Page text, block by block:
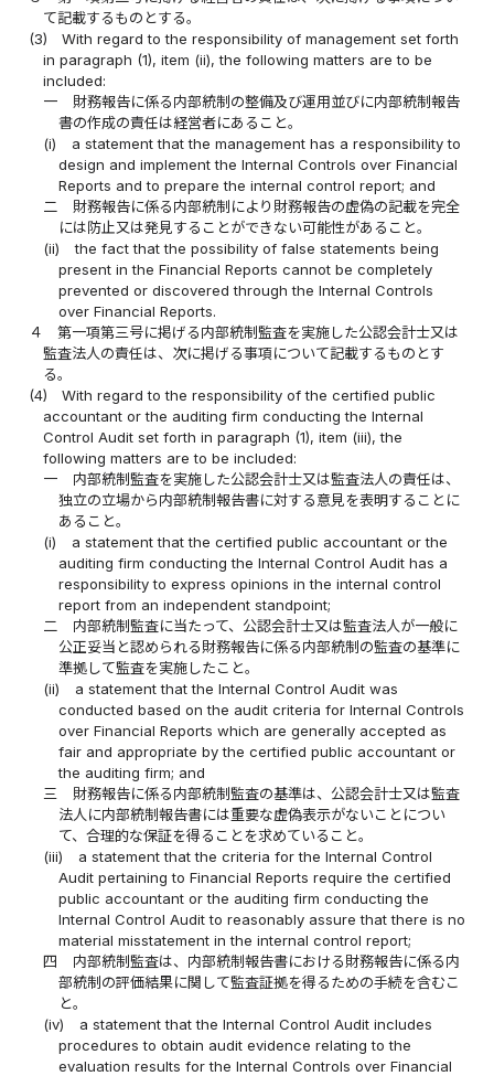
て記載するものとする。
(3)
With regard to the responsibility of management set forth
in paragraph (1), item (ii), the following matters are to be
included:
一
財務報告に係る内部統制の整備及び運用並びに内部統制報告
書の作成の責任は経営者にあること。
(i)
a statement that the management has a responsibility to
design and implement the Internal Controls over Financial
Reports and to prepare the internal control report; and
二
財務報告に係る内部統制により財務報告の虚偽の記載を完全
には防止又は発見することができない可能性があること。
(ii)
the fact that the possibility of false statements being
present in the Financial Reports cannot be completely
prevented or discovered through the Internal Controls
over Financial Reports.
４
第一項第三号に掲げる内部統制監査を実施した公認会計士又は
監査法人の責任は、次に掲げる事項について記載するものとす
る。
(4)
With regard to the responsibility of the certified public
accountant or the auditing firm conducting the Internal
Control Audit set forth in paragraph (1), item (iii), the
following matters are to be included:
一
内部統制監査を実施した公認会計士又は監査法人の責任は、
独立の立場から内部統制報告書に対する意見を表明することに
あること。
(i)
a statement that the certified public accountant or the
auditing firm conducting the Internal Control Audit has a
responsibility to express opinions in the internal control
report from an independent standpoint;
二
内部統制監査に当たって、公認会計士又は監査法人が一般に
公正妥当と認められる財務報告に係る内部統制の監査の基準に
準拠して監査を実施したこと。
(ii)
a statement that the Internal Control Audit was
conducted based on the audit criteria for Internal Controls
over Financial Reports which are generally accepted as
fair and appropriate by the certified public accountant or
the auditing firm; and
三
財務報告に係る内部統制監査の基準は、公認会計士又は監査
法人に内部統制報告書には重要な虚偽表示がないことについ
て、合理的な保証を得ることを求めていること。
(iii)
a statement that the criteria for the Internal Control
Audit pertaining to Financial Reports require the certified
public accountant or the auditing firm conducting the
Internal Control Audit to reasonably assure that there is no
material misstatement in the internal control report;
四
内部統制監査は、内部統制報告書における財務報告に係る内
部統制の評価結果に関して監査証拠を得るための手続を含むこ
と。
(iv)
a statement that the Internal Control Audit includes
procedures to obtain audit evidence relating to the
evaluation results for the Internal Controls over Financial